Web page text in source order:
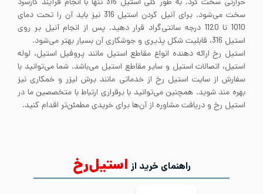
حرارتی سخت کرد. به طور کلی استیل 316 تنها با انجام فرآیند کارسرد
سخت می‌شود. برای آنیل کردن استیل 316 نیز باید آن را تحت دمای
1010 تا 1120 درجه سانتی‌گراد قرار دهید. پس از انجام آنیل بر روی
استیل 316، قابلیت شکل پذیری و جوشکاری آن بسیار بهتر می‌شود.
استیل رخ ارائه دهنده انواع مقاطع استیل مانند پروفیل استیل، لوله
استیل، اتصالات استیل و سایر مقاطع استیل می‌باشد. شما می‌توانید با
سفارش از سایت استیل رخ از خدماتی مانند برش لیزر و خمکاری نیز
بهره مند شوید. همچنین می‌توانید با برقراری ارتباط با متخصصین ما در
استیل رخ و دریافت مشاوره از آن‌ها برای خریدی مطمئن‌تر اقدام کنید.
راهنمای خرید از استیل‌رخ